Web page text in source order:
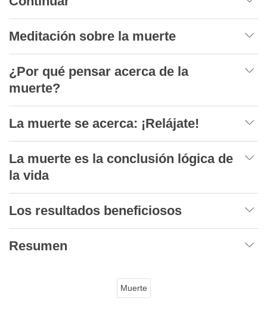
Meditación sobre la muerte
¿Por qué pensar acerca de la
muerte?
La muerte se acerca: ¡Relájate!
La muerte es la conclusión lógica de
la vida
Los resultados beneficiosos
Resumen
Muerte